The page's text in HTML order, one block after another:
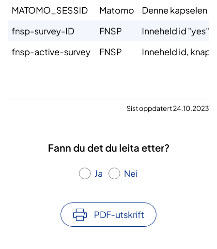
​MATOMO_SESSID ​Matomo
​Denne kapselen
fnsp-survey-ID
FNSP
Inneheld id "yes"
fnsp-active-survey
FNSP Inneheld id,
Sist oppdatert 24.10.2023
Fann du det du leita etter?
Ja Nei
PDF-utskrift